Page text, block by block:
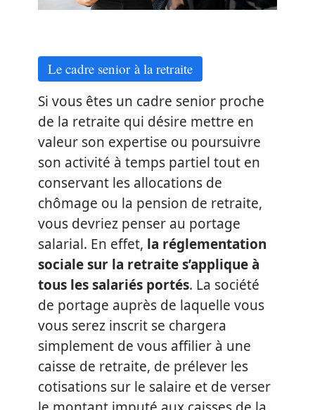
Le cadre senior à la retraite
Si vous êtes un cadre senior proche
de la retraite qui désire mettre en
valeur son expertise ou poursuivre
son activité à temps partiel tout en
conservant les allocations de
chômage ou la pension de retraite,
vous devriez penser au portage
salarial. En effet, la réglementation
sociale sur la retraite s’applique à
tous les salariés portés. La société
de portage auprès de laquelle vous
vous serez inscrit se chargera
simplement de vous affilier à une
caisse de retraite, de prélever les
cotisations sur le salaire et de verser